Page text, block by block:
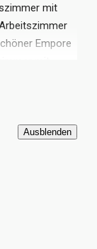
mit
Empore
Das
5 Zimmer
ganz
Ausblenden